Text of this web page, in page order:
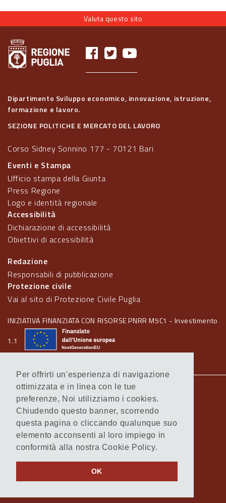
Per offrirti un'esperienza di navigazione
ottimizzata e in linea con le tue
preferenze, Noi utilizziamo i cookies.
Chiudendo questo banner, scorrendo
questa pagina o cliccando qualunque suo
elemento acconsenti al loro impiego in
conformità alla nostra Cookie Policy.
OK
Valuta questo sito
Dipartimento Sviluppo economico, innovazione, istruzione,
formazione e lavoro.
SEZIONE POLITICHE E MERCATO DEL LAVORO
Corso Sidney Sonnino 177 - 70121 Bari
Eventi e Stampa
Ufficio stampa della Giunta
Press Regione
Logo e identità regionale
Accessibilità
Dichiarazione di accessibilità
Obiettivi di accessibilità
Redazione
Responsabili di pubblicazione
Protezione civile
Vai al sito di Protezione Civile Puglia
INIZIATIVA FINANZIATA CON RISORSE PNRR M5C1 - Investimento
1.1
Note legali
Informativa Cookie
Informativa Privacy
Amministrazione trasparente
Atti di notifica
Feed RSS
Servizi Intranet